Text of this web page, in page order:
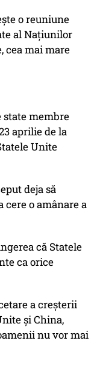
o reuniune
al Națiunilor
cea mai mare
state membre
aprilie de la
Unite
deja să
o amânare a
că Statele
ca orice
a creșterii
și China,
nu vor mai